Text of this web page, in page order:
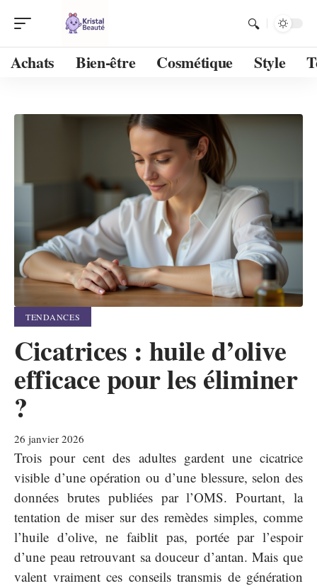
Achats Bien-être Cosmétique Style
TENDANCES
Cicatrices : huile d’olive
efficace pour les éliminer
?
26 janvier 2026
Trois pour cent des adultes gardent une cicatrice
visible d’une opération ou d’une blessure, selon des
données brutes publiées par l’OMS. Pourtant, la
tentation de miser sur des remèdes simples, comme
l’huile d’olive, ne faiblit pas, portée par l’espoir
d’une peau retrouvant sa douceur d’antan. Mais que
valent vraiment ces conseils transmis de génération